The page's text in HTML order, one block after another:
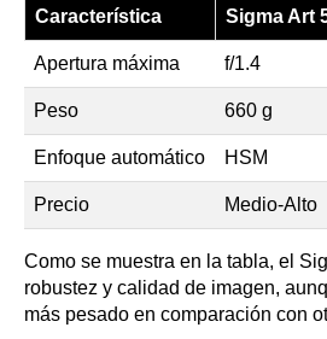
Característica Sigma Art
Apertura máxima f/1.4
Peso 660 g
Enfoque automático HSM
Precio Medio-Alto
Como se muestra en la tabla, el
robustez y calidad de imagen,
más pesado en comparación con